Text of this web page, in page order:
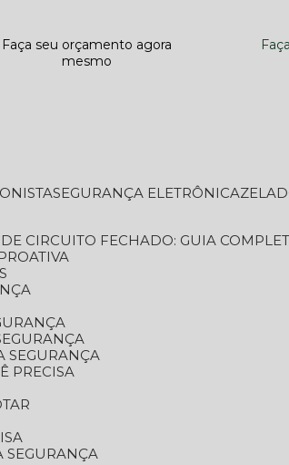
Faça seu orçamento agora
mesmo
SEGURANÇA ELETRÔNICA
DE CIRCUITO FECHADO: GUIA
SEGURANÇA
PRECISA
SEGURANÇA